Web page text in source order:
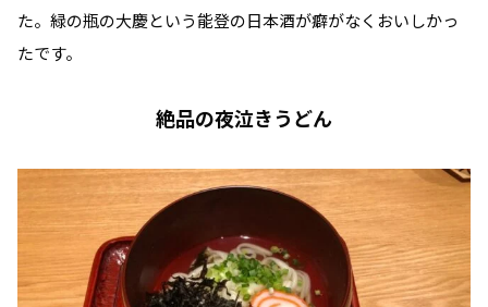
た。緑の瓶の大慶という能登の日本酒が癖がなくおいしかっ
たです。
絶品の夜泣きうどん